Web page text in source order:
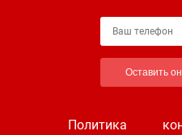
Оставить
Политика